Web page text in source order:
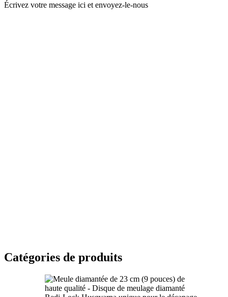
Écrivez votre message ici et envoyez-le-nous
Catégories de produits